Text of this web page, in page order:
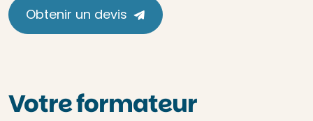
Obtenir un devis
Votre formateur